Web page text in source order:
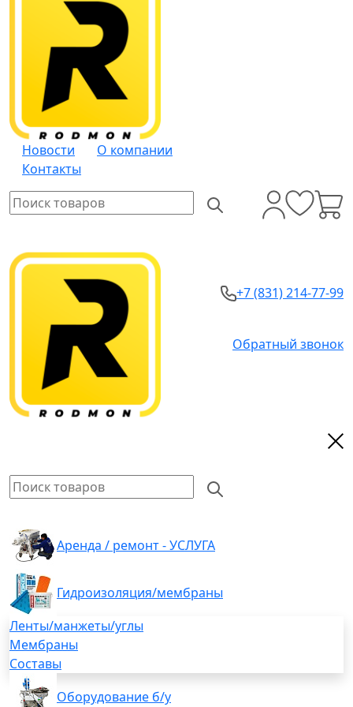
Новости
О компании
Контакты
+7 (831) 214-77-99
Обратный звонок
Аренда / ремонт - УСЛУГА
Гидроизоляция/мембраны
Ленты/манжеты/углы
Мембраны
Составы
Оборудование б/у